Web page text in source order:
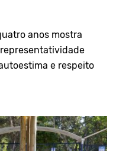
anos mostra
e respeito